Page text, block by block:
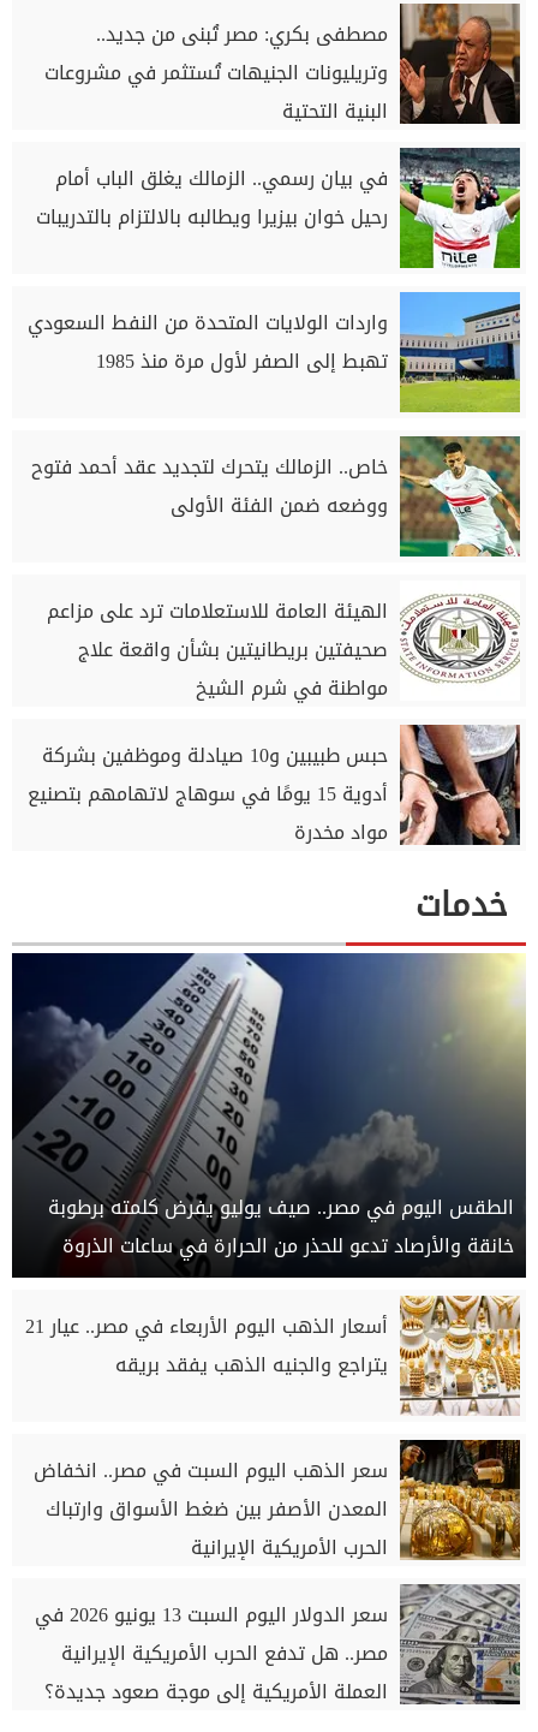
مصطفى بكري: مصر تُبنى من جديد..
وتريليونات الجنيهات تُستثمر في مشروعات
البنية التحتية
في بيان رسمي.. الزمالك يغلق الباب أمام
رحيل خوان بيزيرا ويطالبه بالالتزام بالتدريبات
واردات الولايات المتحدة من النفط السعودي
تهبط إلى الصفر لأول مرة منذ 1985
خاص.. الزمالك يتحرك لتجديد عقد أحمد فتوح
ووضعه ضمن الفئة الأولى
الهيئة العامة للاستعلامات ترد على مزاعم
صحيفتين بريطانيتين بشأن واقعة علاج
مواطنة في شرم الشيخ
حبس طبيبين و10 صيادلة وموظفين بشركة
أدوية 15 يومًا في سوهاج لاتهامهم بتصنيع
مواد مخدرة
خدمات
الطقس اليوم في مصر.. صيف يوليو يفرض كلمته برطوبة
خانقة والأرصاد تدعو للحذر من الحرارة في ساعات الذروة
أسعار الذهب اليوم الأربعاء في مصر.. عيار 21
يتراجع والجنيه الذهب يفقد بريقه
سعر الذهب اليوم السبت في مصر.. انخفاض
المعدن الأصفر بين ضغط الأسواق وارتباك
الحرب الأمريكية الإيرانية
سعر الدولار اليوم السبت 13 يونيو 2026 في
مصر.. هل تدفع الحرب الأمريكية الإيرانية
العملة الأمريكية إلى موجة صعود جديدة؟